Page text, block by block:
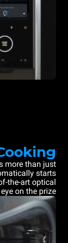
more than just
starts
the-art optical
on the prize.